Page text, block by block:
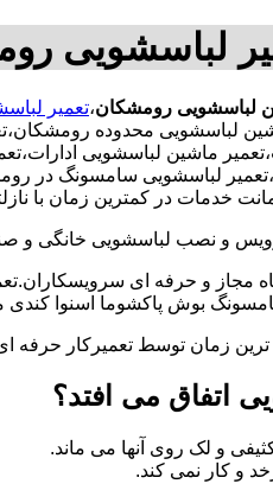
لباسشویی
لباسشویی رومشکان،تعمیر
لباسشویی محدوده
ماشین لباسشویی
لباسشویی سامسونگ در
خدمات در کمترین زمان
و نصب لباسشویی خانگی و
مجاز و حرفه ای
بوش پاکشوما اسنوا کندی
ترین زمان توسط تعمیرکار
اتفاق می افتد؟
و لک روی آنها می ماند.
و کار نمی کند.